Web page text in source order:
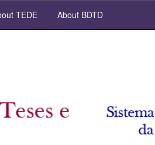
TEDE About BDTD